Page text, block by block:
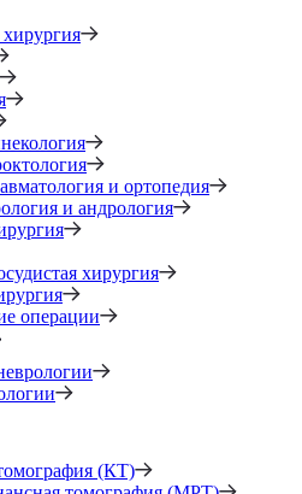
и ортопедия
и андрология
хирургия
операции
(КТ)